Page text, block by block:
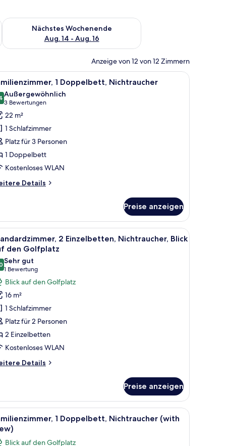
Aug. 7 - Aug. 9.
Nächstes Wochenende
Aug. 14 - Aug. 16
Überprüfe die Verfügbarkeit für nächstes Wochenende, Aug.
Anzeige von 12 von 12 Zimmern
kleinen Sitzecke.einem Sessel und einem Fernseher.Ein Hotelzimmer mit einem großen Bett,
4 1 Doppelbett, Nichtraucher
von 10
Außergewöhnlich
3 Bewertungen
(3
Bewertungen)
22 m²
1 Schlafzimmer
Platz für 3 Personen
1 Doppelbett
Kostenloses WLAN
Details
Preise anzeigen
geöffnete Tür einsehbaren Badezimmer.
einem Schreibtisch mit Telefon, einem Sessel, einem kleinen Tisch und
Einzelbetten,
Ein Hotelzimmer mit zwei Betten, einem
7
2 Einzelbetten, Nichtraucher, Blick
den Golfplatz
von 10
Sehr gut
1 Bewertung
(1
Bewertung)
Blick auf den Golfplatz
16 m²
1 Schlafzimmer
Platz für 2 Personen
2 Einzelbetten
Kostenloses WLAN
Details
Preise anzeigen
Bett, einem Fernseher, zwei Stühlen, einem Tisch mit einer Broschüre
Ein Hotelzimmer mit einem großen Bett,
9
1 Doppelbett, Nichtraucher (with
Blick auf den Golfplatz